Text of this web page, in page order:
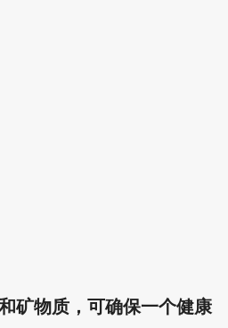
矿物质，可确保一个健康